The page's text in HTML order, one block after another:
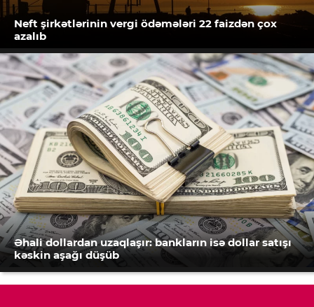
Neft şirkətlərinin vergi ödəmələri 22 faizdən çox
azalıb
Əhali dollardan uzaqlaşır: bankların isə dollar satışı
kəskin aşağı düşüb